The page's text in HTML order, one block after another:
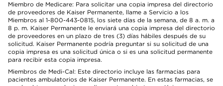
Miembro de Medicare: Para solicitar una copia impresa del directorio
de proveedores de Kaiser Permanente, llame a Servicio a los
Miembros al 1-800-443-0815, los siete días de la semana, de 8 a. m. a
8 p. m. Kaiser Permanente le enviará una copia impresa del directorio
de proveedores en un plazo de tres (3) días hábiles después de su
solicitud. Kaiser Permanente podría preguntar si su solicitud de una
copia impresa es una solicitud única o si es una solicitud permanente
para recibir esta copia impresa.
Miembros de Medi-Cal: Este directorio incluye las farmacias para
pacientes ambulatorios de Kaiser Permanente. En estas farmacias, se